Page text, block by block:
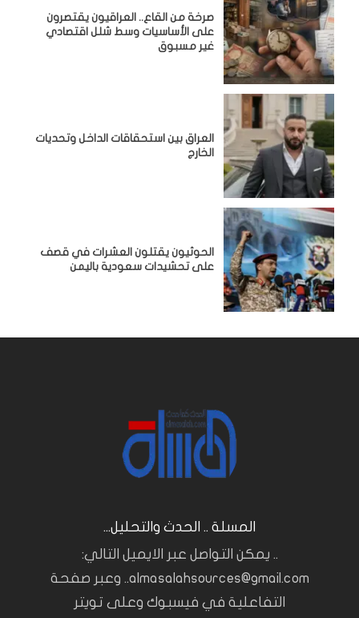
صرخة من القاع.. العراقيون يقتصرون
على الأساسيات وسط شلل اقتصادي
غير مسبوق
‏العراق بين استحقاقات الداخل وتحديات
الخارج
الحوثيون يقتلون العشرات في قصف
على تحشيدات سعودية باليمن
المسلة .. الحدث والتحليل...
.. يمكن التواصل عبر الايميل التالي:
almasalahsources@gmail.com.. وعبر صفحة
التفاعلية في فيسبوك وعلى تويتر